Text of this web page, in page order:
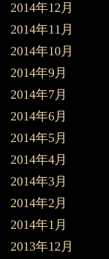
2014年12月
2014年11月
2014年10月
2014年9月
2014年7月
2014年6月
2014年5月
2014年4月
2014年3月
2014年2月
2014年1月
2013年12月